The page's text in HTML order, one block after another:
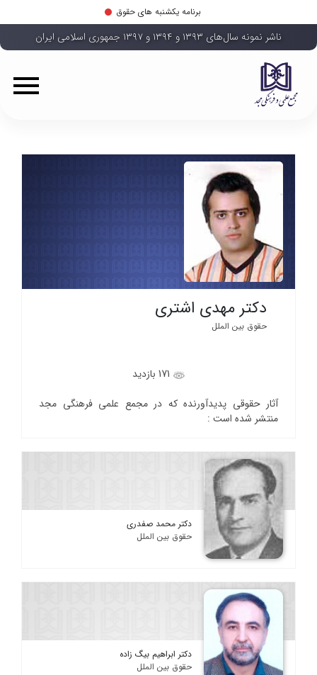
برنامه یکشنبه های حقوق
ناشر نمونه سال‌های ۱۳۹۳ و ۱۳۹۴ و ۱۳۹۷ جمهوری اسلامی ایران
دکتر مهدی اشتری
حقوق بین الملل
آثار حقوقی پدیدآورنده که در مجمع علمی فرهنگی مجد
منتشر شده است :
دکتر محمد صفدری
حقوق بین الملل
دکتر ابراهیم بیگ زاده
حقوق بین الملل